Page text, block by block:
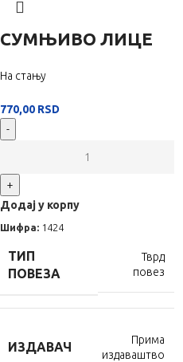
СУМЊИВО ЛИЦЕ
На стању
770,00 RSD
-
+
Додај у корпу
Шифра: 1424
ТИП
ПОВЕЗА
Тврд
повез
ИЗДАВАЧ
Прима
издаваштво